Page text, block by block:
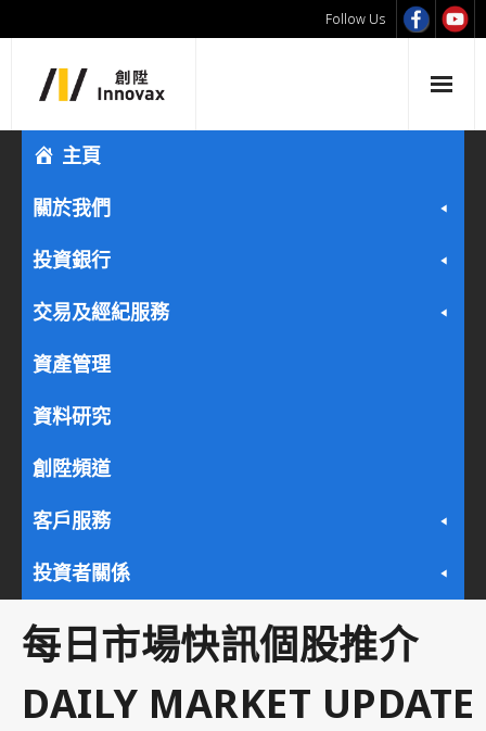
Follow Us
主頁
關於我們
投資銀行
交易及經紀服務
資產管理
資料研究
創陞頻道
客戶服務
投資者關係
每日市場快訊個股推介
DAILY MARKET UPDATE